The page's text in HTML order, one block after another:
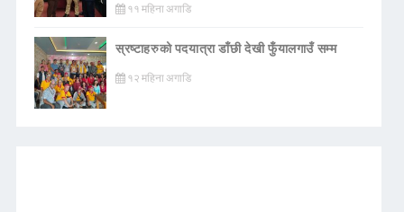
११ महिना अगाडि
स्रष्टाहरुको पदयात्रा डाँछी देखी फुँयालगाउँ सम्म
१२ महिना अगाडि